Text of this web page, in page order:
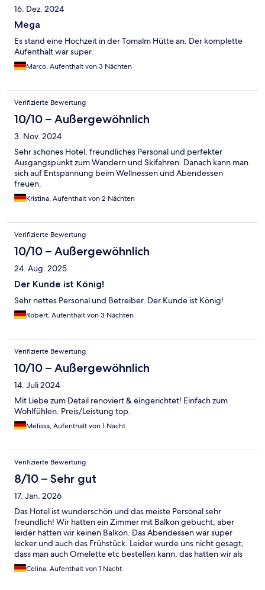
16. Dez. 2024
Mega
Es stand eine Hochzeit in der Tomalm Hütte an. Der komplette
Aufenthalt war super.
Marco, Aufenthalt von 3 Nächten
Verifizierte Bewertung
10/10 – Außergewöhnlich
3. Nov. 2024
Sehr schönes Hotel, freundliches Personal und perfekter
Ausgangspunkt zum Wandern und Skifahren. Danach kann man
sich auf Entspannung beim Wellnessen und Abendessen
freuen.
Kristina, Aufenthalt von 2 Nächten
Verifizierte Bewertung
10/10 – Außergewöhnlich
24. Aug. 2025
Der Kunde ist König!
Sehr nettes Personal und Betreiber. Der Kunde ist König!
Robert, Aufenthalt von 3 Nächten
Verifizierte Bewertung
10/10 – Außergewöhnlich
14. Juli 2024
Mit Liebe zum Detail renoviert & eingerichtet! Einfach zum
Wohlfühlen. Preis/Leistung top.
Melissa, Aufenthalt von 1 Nacht
Verifizierte Bewertung
8/10 – Sehr gut
17. Jan. 2026
Das Hotel ist wunderschön und das meiste Personal sehr
freundlich! Wir hatten ein Zimmer mit Balkon gebucht, aber
leider hatten wir keinen Balkon. Das Abendessen war super
lecker und auch das Frühstück. Leider wurde uns nicht gesagt,
dass man auch Omelette etc bestellen kann, das hatten wir als
wir gegangen sind nur zufällig mit bekommen. Ansonsten
hatten wir einen entspannten Aufenthalt:)
Celina, Aufenthalt von 1 Nacht